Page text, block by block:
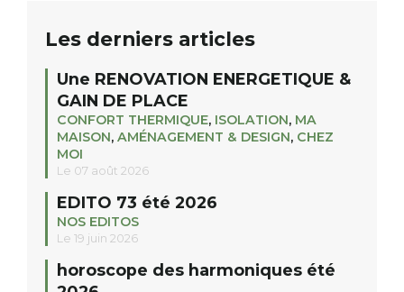
Les derniers articles
Une RENOVATION ENERGETIQUE &
GAIN DE PLACE
CONFORT THERMIQUE, ISOLATION, MA
MAISON, AMÉNAGEMENT & DESIGN, CHEZ
MOI
Le 07 août 2026
EDITO 73 été 2026
NOS EDITOS
Le 19 juin 2026
horoscope des harmoniques été